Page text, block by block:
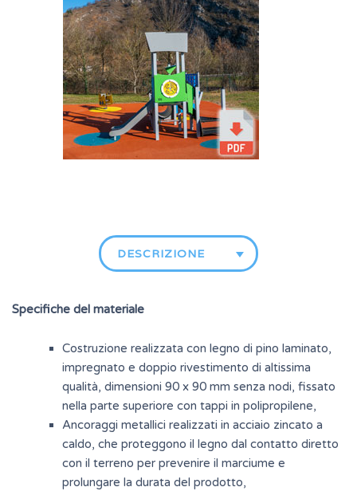
DESCRIZIONE
Specifiche del materiale
Costruzione realizzata con legno di pino laminato,
impregnato e doppio rivestimento di altissima
qualità, dimensioni 90 x 90 mm senza nodi, fissato
nella parte superiore con tappi in polipropilene,
Ancoraggi metallici realizzati in acciaio zincato a
caldo, che proteggono il legno dal contatto diretto
con il terreno per prevenire il marciume e
prolungare la durata del prodotto,